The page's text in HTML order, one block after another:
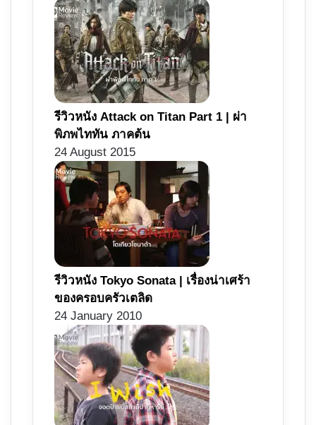
รีวิวหนัง Attack on Titan Part 1 | ผ่า
พิภพไททัน ภาคต้น
24 August 2015
รีวิวหนัง Tokyo Sonata | เรื่องน่าเศร้า
ของครอบครัวเตลิด
24 January 2010